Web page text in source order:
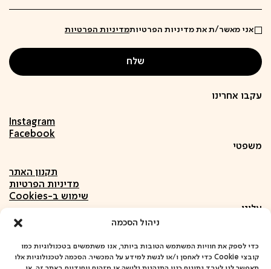
ניהול הסכמה
כדי לספק את חוויות המשתמש הטובות ביותר, אנו משתמשים בטכנולוגיות כמו
קובצי Cookie כדי לאחסן ו/או לגשת למידע על המכשיר. הסכמה לטכנולוגיות אלו
אני מאשר/ת את מדיניות הפרטיותמדיניות הפרטיות
עקבו אחרינו
Instagram
Facebook
משפטי
תקנון האתר
מדיניות הפרטיות
שימוש ב-Cookies
עלינו
חומרים
פרויקטים